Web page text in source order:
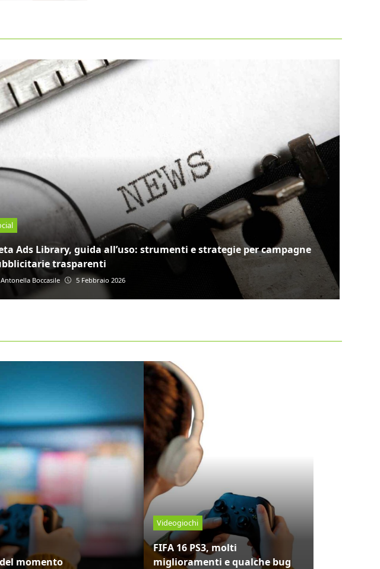
Ads Library, guida all’uso: strumenti e strategie per campagne
trasparenti
Antonella Boccasile 5 Febbraio 2026
momento
Videogiochi
FIFA 16 PS3, molti
miglioramenti e qualche bug